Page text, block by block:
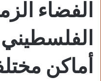
الفضاء
أماكن